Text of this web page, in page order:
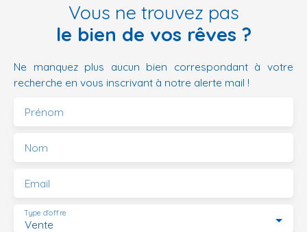
Vous ne trouvez pas
le bien de vos rêves ?
Ne manquez plus aucun bien correspondant à votre
recherche en vous inscrivant à notre alerte mail !
Prénom
Nom
Email
Vente
Type d'offre